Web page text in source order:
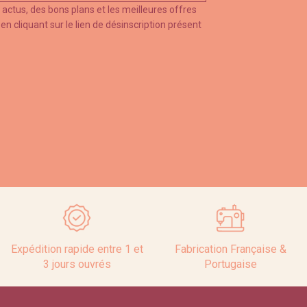
des bons plans et les meilleures offres
cliquant sur le lien de désinscription présent
Expédition rapide entre 1 et
3 jours ouvrés
Fabrication Française &
Portugaise